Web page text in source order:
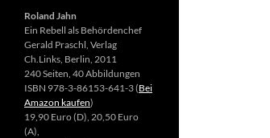
Roland Jahn
Ein Rebell als Behördenchef
Gerald Praschl, Verlag
Ch.Links, Berlin, 2011
240 Seiten, 40 Abbildungen
ISBN 978-3-86153-641-3 (Bei
Amazon kaufen)
19,90 Euro (D), 20,50 Euro
(A),